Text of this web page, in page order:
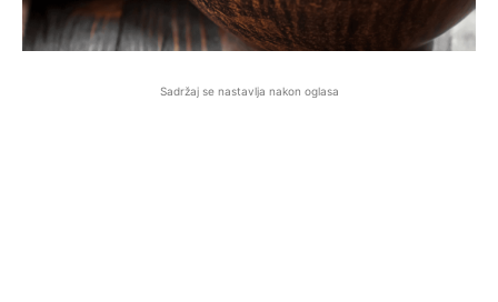
Sadržaj se nastavlja nakon oglasa